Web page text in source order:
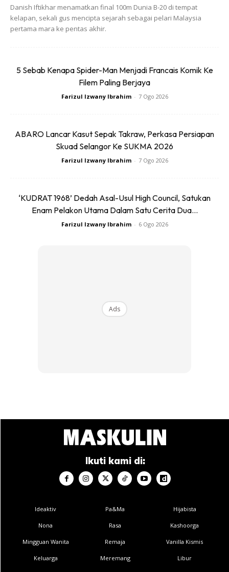
lain ini dilihat sebagai ‘amazing’
kerana ia bukan sahaja mendidik,
dari kisah benar bagaimana
seorang ibu mempelajari
Dalam pada masa yang sama, ia
yang tidak mahu menerima
hakikat bahawa mempunyai anak
Filem ini sedikit sebanyak
dan bagaimana untuk mengawal
anak ini supaya tidak terus
menjadi hinaan masyarakat.
Danish Iftikhar menamatkan final 100m Dunia B-20 di tempat
kelapan, sekali gus mencipta sejarah sebagai pelari Malaysia
pertama mara ke pentas akhir.
5 Sebab Kenapa Spider-Man Menjadi Francais Komik Ke
Filem Paling Berjaya
Farizul Izwany Ibrahim - 7 Ogo 2026
ABARO Lancar Kasut Sepak Takraw, Perkasa Persiapan
Skuad Selangor Ke SUKMA 2026
Farizul Izwany Ibrahim - 7 Ogo 2026
‘KUDRAT 1968’ Dedah Asal-Usul High Council, Satukan
Enam Pelakon Utama Dalam Satu Cerita Dua...
Farizul Izwany Ibrahim - 6 Ogo 2026
Ads
Ikuti kami di:
Ideaktiv
Nona
Mingguan Wanita
Keluarga
Pa&Ma
Rasa
Remaja
Meremang
Hijabista
Kashoorga
Vanilla Kismis
Libur